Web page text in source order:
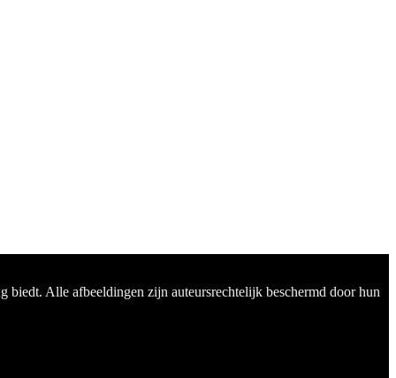
biedt. Alle afbeeldingen zijn auteursrechtelijk beschermd door hun